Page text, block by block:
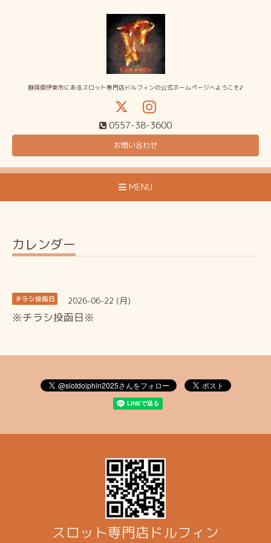
静岡県伊東市にあるスロット専門店ドルフィンの公式ホームページへようこそ♪
0557-38-3600
お問い合わせ
MENU
カレンダー
チラシ投函日 2026-06-22 (月)
※チラシ投函日※
スロット専門店ドルフィン